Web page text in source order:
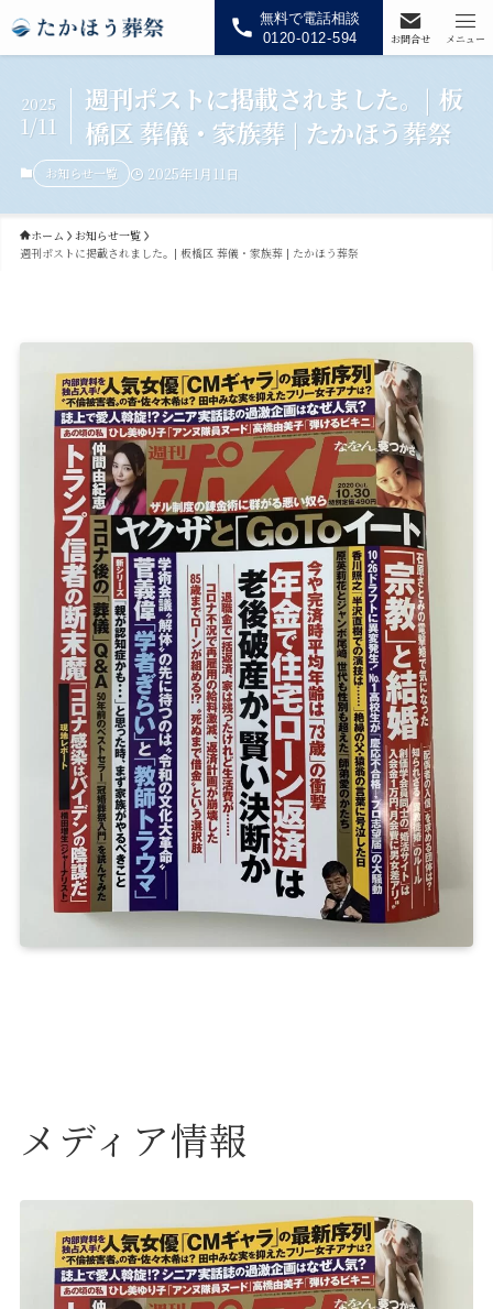
無料で電話相談
0120-012-594 お問合せ メニュー
週刊ポストに掲載されました。| 板
橋区 葬儀・家族葬 | たかほう葬祭
2025
1/11
お知らせ一覧 2025年1月11日
ホーム
お知らせ一覧
週刊ポストに掲載されました。| 板橋区 葬儀・家族葬 | たかほう葬祭
メディア情報